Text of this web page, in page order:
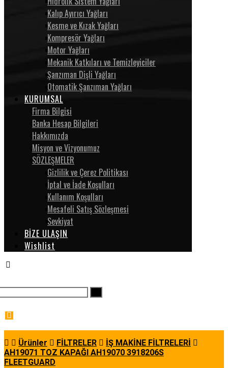
Kalıp Ayırıcı Yağları
Kesme ve Kızak Yağları
Kompresör Yağları
Motor Yağları
Mekanik Katkıları ve Temizleyiciler
Şanzıman Dişli Yağları
Otomatik Şanzıman Yağları
KURUMSAL
Firma Bilgisi
Banka Hesap Bilgileri
Hakkımızda
Misyon ve Vizyonumuz
SÖZLEŞMELER
Gizlilik ve Çerez Politikası
İptal ve İade Koşulları
Kullanım Koşulları
Mesafeli Satış Sözleşmesi
Sevkiyat
BİZE ULAŞIN
Wishlist
Ürünler FİLTRELER
İŞ MAKİNE FİLTRELERİ
AH19071 TOZ KAPAĞI AH19070 3918206S
FLEETGUARD